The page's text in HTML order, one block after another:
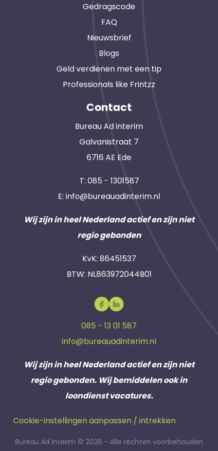
Gedragscode
FAQ
Nieuwsbrief
Blogs
Geld verdienen met een tip
Professionals like Frintzz
Contact
Bureau Ad interim
Galvanistraat 7
6716 AE Ede
T: 085 - 1301587
E: info@bureauadinterim.nl
Wij zijn in heel Nederland actief en zijn niet
regio gebonden
KvK: 86451537
BTW: NL863972044B01
085 - 13 01 587
info@bureauadinterim.nl
Wij zijn in heel Nederland actief en zijn niet
regio gebonden. Wij bemiddelen ook in
loondienst vacatures.
Cookie-instellingen aanpassen / intrekken
Bureau Ad Interim © 2026 - Alle rechten voorbehouden